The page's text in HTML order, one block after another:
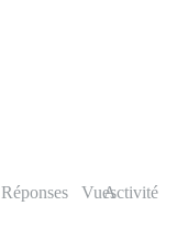
Réponses VuesActivité